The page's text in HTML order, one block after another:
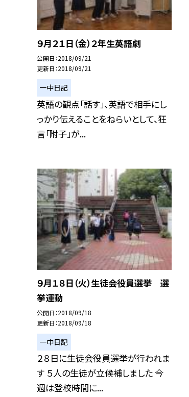
９月２１日（金）２年生英語劇
公開日 2018/09/21
更新日 2018/09/21
一中日記
英語の観点「話す」、英語で相手にし
っかり伝えることをねらいとして、狂
言「附子」が...
９月１８日（火）生徒会役員選挙 選
挙運動
公開日 2018/09/18
更新日 2018/09/18
一中日記
２８日に生徒会役員選挙が行われま
す ５人の生徒が立候補しました 今
週は登校時間に...